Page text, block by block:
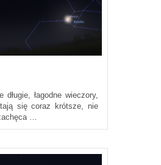
łagodne wieczory,
się coraz krótsze, nie
…